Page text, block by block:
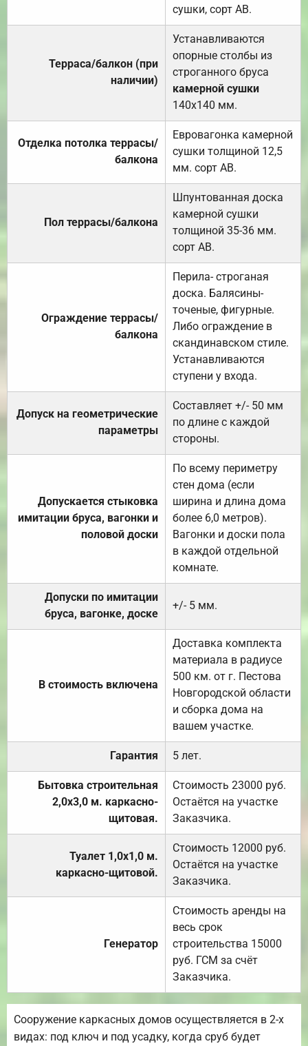
сушки, сорт АВ.
Терраса/балкон (при
наличии)
Устанавливаются
опорные столбы из
строганного бруса
камерной сушки
140х140 мм.
Отделка потолка террасы/
балкона
Евровагонка камерной
сушки толщиной 12,5
мм. сорт АВ.
Пол террасы/балкона
Шпунтованная доска
камерной сушки
толщиной 35-36 мм.
сорт АВ.
Ограждение террасы/
балкона
Перила- строганая
доска. Балясины-
точеные, фигурные.
Либо ограждение в
скандинавском стиле.
Устанавливаются
ступени у входа.
Допуск на геометрические
параметры
Составляет +/- 50 мм
по длине с каждой
стороны.
Допускается стыковка
имитации бруса, вагонки и
половой доски
По всему периметру
стен дома (если
ширина и длина дома
более 6,0 метров).
Вагонки и доски пола
в каждой отдельной
комнате.
Допуски по имитации
бруса, вагонке, доске
+/- 5 мм.
В стоимость включена
Доставка комплекта
материала в радиусе
500 км. от г. Пестова
Новгородской области
и сборка дома на
вашем участке.
Гарантия 5 лет.
Бытовка строительная
2,0х3,0 м. каркасно-
щитовая.
Стоимость 23000 руб.
Остаётся на участке
Заказчика.
Туалет 1,0х1,0 м.
каркасно-щитовой.
Стоимость 12000 руб.
Остаётся на участке
Заказчика.
Генератор
Стоимость аренды на
весь срок
строительства 15000
руб. ГСМ за счёт
Заказчика.
Сооружение каркасных домов осуществляется в 2-х
видах: под ключ и под усадку, когда сруб будет